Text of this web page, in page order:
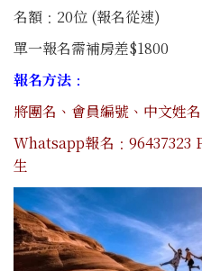
名額﹕20位 (報名從速)
單一報名需補房差$1800
報名方法﹕
將團名、會員編號、中文姓
Whatsapp報名﹕96437323
生